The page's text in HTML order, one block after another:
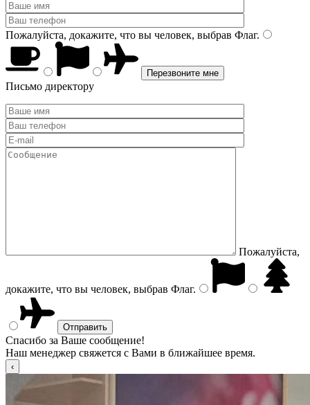
Пожалуйста, докажите, что вы человек, выбрав Флаг.
Письмо директору
Пожалуйста,
докажите, что вы человек, выбрав Флаг.
Спасибо за Ваше сообщение!
Наш менеджер свяжется с Вами в ближайшее время.